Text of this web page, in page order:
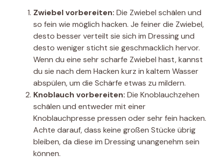
Zwiebel vorbereiten: Die Zwiebel schälen und
so fein wie möglich hacken. Je feiner die Zwiebel,
desto besser verteilt sie sich im Dressing und
desto weniger sticht sie geschmacklich hervor.
Wenn du eine sehr scharfe Zwiebel hast, kannst
du sie nach dem Hacken kurz in kaltem Wasser
abspülen, um die Schärfe etwas zu mildern.
Knoblauch vorbereiten: Die Knoblauchzehen
schälen und entweder mit einer
Knoblauchpresse pressen oder sehr fein hacken.
Achte darauf, dass keine großen Stücke übrig
bleiben, da diese im Dressing unangenehm sein
können.